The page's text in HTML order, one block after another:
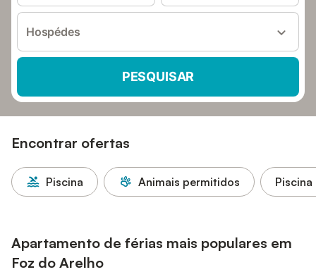
Hospédes
PESQUISAR
Encontrar ofertas
Piscina Animais permitidos
Apartamento de férias mais populares em
Foz do Arelho